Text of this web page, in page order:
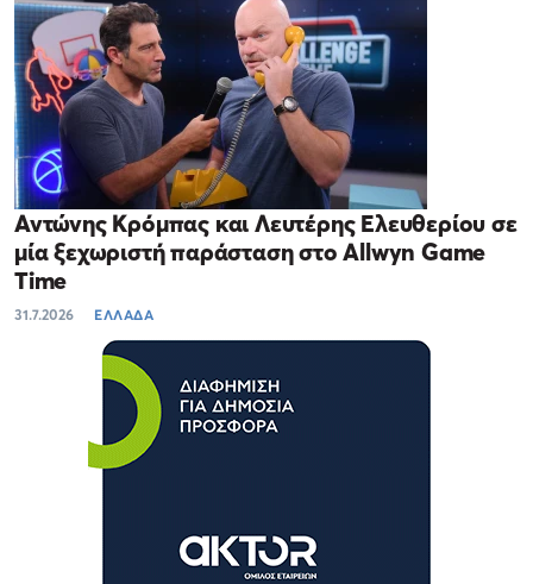
Αντώνης Κρόμπας και Λευτέρης Ελευθερίου σε
μία ξεχωριστή παράσταση στο Allwyn Game
Time
31.7.2026 ΕΛΛΑΔΑ